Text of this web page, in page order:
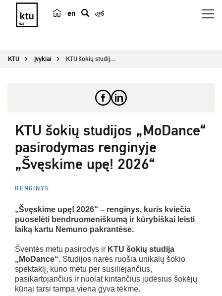
en
e
KTU Įvykiai KTU šokių studijos „MoDance“ pasirodymas renginy...
KTU šokių studijos „MoDance“
pasirodymas renginyje
„Švęskime upę! 2026“
RENGINYS
„Švęskime upę! 2026“ – renginys, kuris kviečia
puoselėti bendruomeniškumą ir kūrybiškai leisti
laiką kartu Nemuno pakrantėse.
Šventės metu pasirodys ir KTU šokių studija
„MoDance“. Studijos narės ruošia unikalų šokio
spektaklį, kurio metu per susiliejančius,
pasikartojančius ir nuolat kintančius judesius šokėjų
kūnai tarsi tampa viena gyva tėkme.